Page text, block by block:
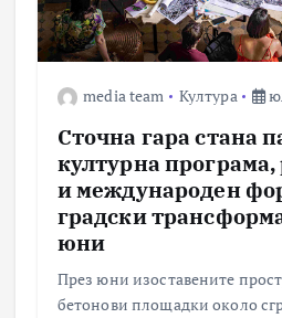
media team Култура
Сточна гара стана
културна
и международен
градски
юни
През юни изоставените
бетонови площадки около